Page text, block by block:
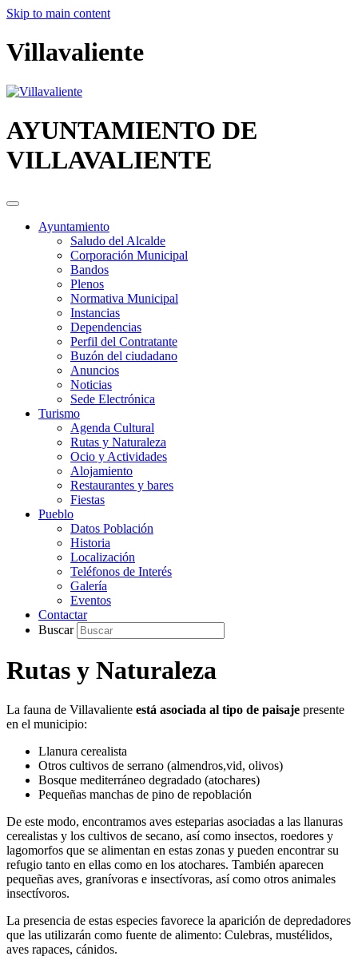
Skip to main content
Villavaliente
AYUNTAMIENTO DE
VILLAVALIENTE
Ayuntamiento
Saludo del Alcalde
Corporación Municipal
Bandos
Plenos
Normativa Municipal
Instancias
Dependencias
Perfil del Contratante
Buzón del ciudadano
Anuncios
Noticias
Sede Electrónica
Turismo
Agenda Cultural
Rutas y Naturaleza
Ocio y Actividades
Alojamiento
Restaurantes y bares
Fiestas
Pueblo
Datos Población
Historia
Localización
Teléfonos de Interés
Galería
Eventos
Contactar
Buscar
Rutas y Naturaleza
La fauna de Villavaliente está asociada al tipo de paisaje presente
en el municipio:
Llanura cerealista
Otros cultivos de serrano (almendros,vid, olivos)
Bosque mediterráneo degradado (atochares)
Pequeñas manchas de pino de repoblación
De este modo, encontramos aves esteparias asociadas a las llanuras
cerealistas y los cultivos de secano, así como insectos, roedores y
lagomorfos que se alimentan en estas zonas y pueden encontrar su
refugio tanto en ellas como en los atochares. También aparecen
pequeñas aves, granívoras e insectívoras, así como otros animales
insectívoros.
La presencia de estas especies favorece la aparición de depredadores
que las utilizarán como fuente de alimento: Culebras, mustélidos,
aves rapaces, cánidos.